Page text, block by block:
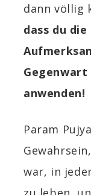
dann völlig
dass du
Gegenwart
anwenden!
Param Pujya
war, in